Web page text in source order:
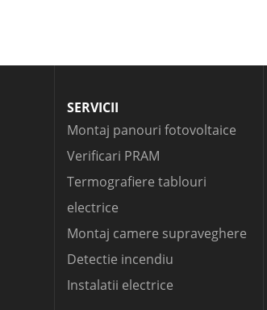
SERVICII
Montaj panouri fotovoltaice
Verificari PRAM
Termografiere tablouri
electrice
Montaj camere supraveghere
Detectie incendiu
Instalatii electrice